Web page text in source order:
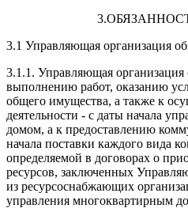
3.1 Управляющая организация
3.1.1. Управляющая организация
выполнению работ, оказанию
общего имущества, а также к
деятельности - с даты начала
домом, а к предоставлению
начала поставки каждого вида
определяемой в договорах о
ресурсов, заключенных
из ресурсоснабжающих
управления многоквартирным